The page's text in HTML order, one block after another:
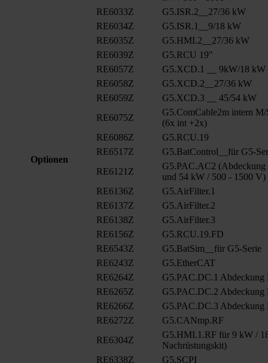
Optionen
RE6033Z
G5.ISR.2__27/36 kW
RE6034Z
G5.ISR.1__9/18 kW
RE6035Z
G5.HMI.2__27/36 kW
RE6039Z
G5.RCU 19"
RE6057Z
G5.XCD.1 __ 9kW/18 kW
RE6058Z
G5.XCD.2__27/36 kW
RE6059Z
G5.XCD.3 __ 45/54 kW
RE6075Z
G5.ComCable2m intern
(6x int +2x)
RE6086Z
G5.RCU.19
RE6517Z
G5.BatControl__für G5-
RE6121Z
G5.PAC.AC2
und 54 kW / 500 - 1500 V)
RE6136Z
G5.AirFilter.1
RE6137Z
G5.AirFilter.2
RE6138Z
G5.AirFilter.3
RE6156Z
G5.RCU.19.FD
RE6543Z
G5.BatSim__für G5-Serie
RE6243Z
G5.EtherCAT
RE6264Z
G5.PAC.DC.1
RE6265Z
G5.PAC.DC.2
RE6266Z
G5.PAC.DC.3
RE6272Z
G5.CANmp.RF
RE6304Z
G5.HMI.1.RF für 9 kW /
Nachrüstungskit)
RE6338Z
G5.SCPI